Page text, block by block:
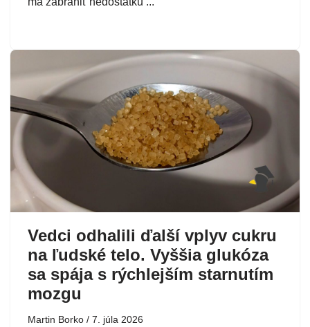
Vedci odhalili ďalší vplyv cukru
na ľudské telo. Vyššia glukóza
sa spája s rýchlejším starnutím
mozgu
Martin Borko 7. júla 2026